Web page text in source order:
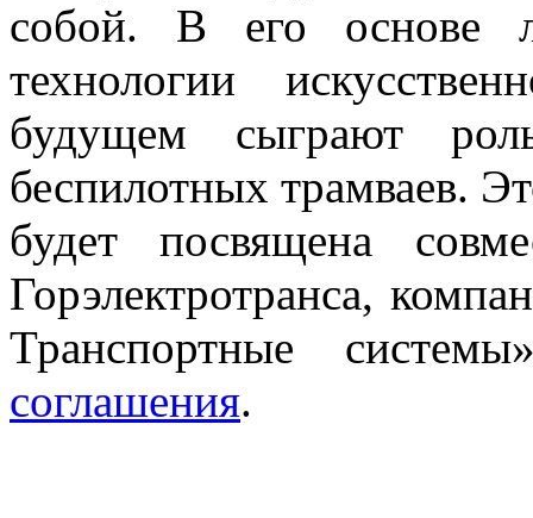
собой. В его основе
технологии
будущем сыграют
беспилотных трамваев.
будет посвящена
Горэлектротранса,
Транспортные
соглашения.